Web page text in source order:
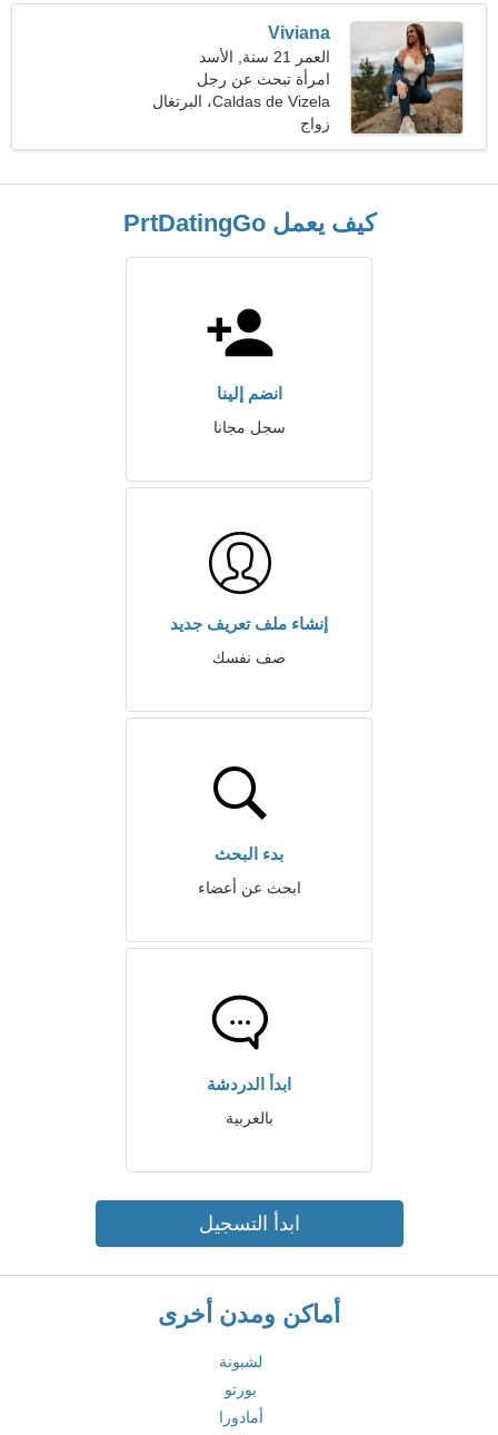
Viviana
العمر 21 سنة, الأسد
امرأة تبحث عن رجل
Caldas de Vizela، البرتغال
زواج
كيف يعمل PrtDatingGo
انضم إلينا
سجل مجانا
إنشاء ملف تعريف جديد
صف نفسك
بدء البحث
ابحث عن أعضاء
ابدأ الدردشة
بالعربية
ابدأ التسجيل
أماكن ومدن أخرى
لشبونة
بورتو
أمادورا